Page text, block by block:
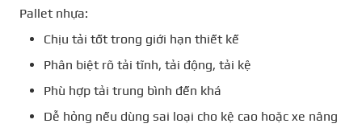
Pallet nhựa:
Chịu tải tốt trong giới hạn thiết kế
Phân biệt rõ tải tĩnh, tải động, tải kệ
Phù hợp tải trung bình đến khá
Dễ hỏng nếu dùng sai loại cho kệ cao hoặc xe nâng